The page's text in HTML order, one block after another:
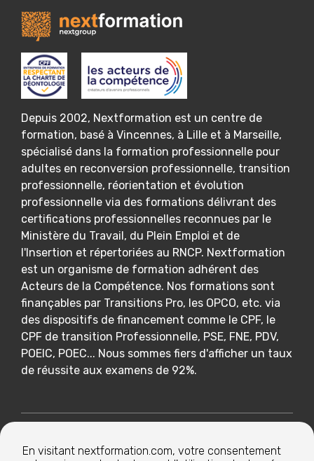
Depuis 2002, Nextformation est un centre de
formation, basé à Vincennes, à Lille et à Marseille,
spécialisé dans la formation professionnelle pour
adultes en reconversion professionnelle, transition
professionnelle, réorientation et évolution
professionnelle via des formations délivrant des
certifications professionnelles reconnues par le
Ministère du Travail, du Plein Emploi et de
l'Insertion et répertoriées au RNCP. Nextformation
est un organisme de formation adhérent des
Acteurs de la Compétence. Nos formations sont
finançables par Transitions Pro, les OPCO, etc. via
des dispositifs de financement comme le CPF, le
CPF de transition Professionnelle, PSE, FNE, PDV,
POEIC, POEC... Nous sommes fiers d'afficher un taux
de réussite aux examens de 92%.
En visitant nextformation.com, votre consentement